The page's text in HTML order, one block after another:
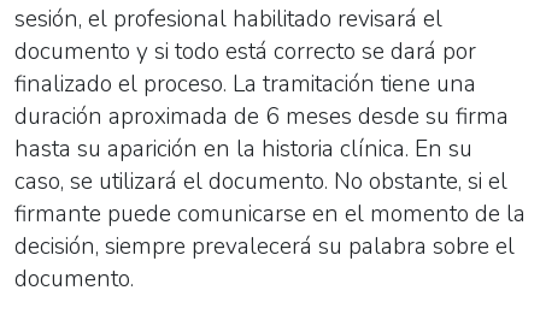
la
toma
de
decisiones
(pérdida
de
consciencia,
demencia
avanzada,
sesión, el profesional habilitado revisará el
documento y si todo está correcto se dará por
finalizado el proceso. La tramitación tiene una
duración aproximada de 6 meses desde su firma
hasta su aparición en la historia clínica. En su
caso, se utilizará el documento. No obstante, si el
firmante puede comunicarse en el momento de la
decisión, siempre prevalecerá su palabra sobre el
documento.